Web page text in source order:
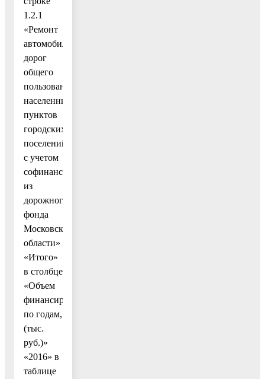
1.2.1
«Ремонт
автомобильных
дорог
общего
пользования
населенных
пунктов
городских
поселений
с учетом
софинансирования
из
дорожного
фонда
Московской
области»
«Итого»
в столбце
«Объем
финансирования
по годам,
(тыс.
руб.)»
«2016» в
таблице